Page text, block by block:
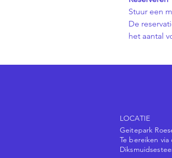
Stuur een
De
het aantal
LOCATIE
Geitepark
Te bereiken